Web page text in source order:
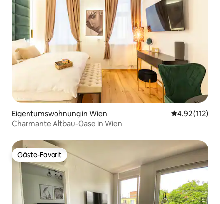
Eigentumswohnung in Wien
4,92 (112)
Charmante Altbau-Oase in Wien
Gäste-Favorit
Gäste-Favorit